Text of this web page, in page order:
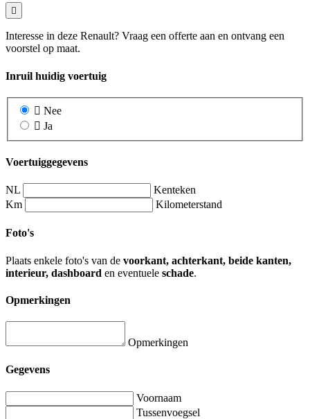
Interesse in deze Renault? Vraag een offerte aan en ontvang een
voorstel op maat.
Inruil huidig voertuig
Nee
Ja
Voertuiggegevens
NL
Kenteken
Km
Kilometerstand
Foto's
Plaats enkele foto's van de voorkant, achterkant, beide kanten,
interieur, dashboard en eventuele schade.
Opmerkingen
Opmerkingen
Gegevens
Voornaam
Tussenvoegsel